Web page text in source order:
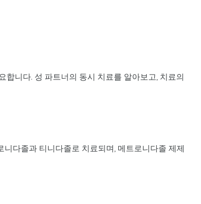
니다. 성 파트너의 동시 치료를 알아보고, 치료의
다졸과 티니다졸로 치료되며, 메트로니다졸 제제